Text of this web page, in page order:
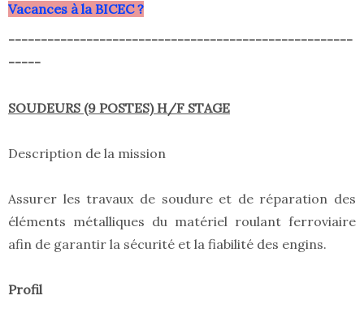
Vacances à la BICEC ?
-----------------------------------------------------
-----
SOUDEURS (9 POSTES) H/F STAGE
Description de la mission
Assurer les travaux de soudure et de réparation des
éléments métalliques du matériel roulant ferroviaire
afin de garantir la sécurité et la fiabilité des engins.
Profil